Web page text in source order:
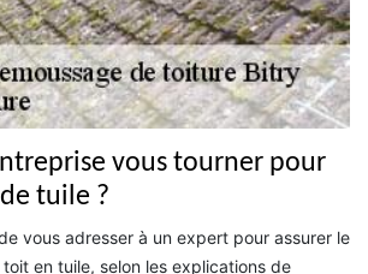
vous tourner pour
tuile ?
vous adresser à un expert pour assurer le
en tuile, selon les explications de